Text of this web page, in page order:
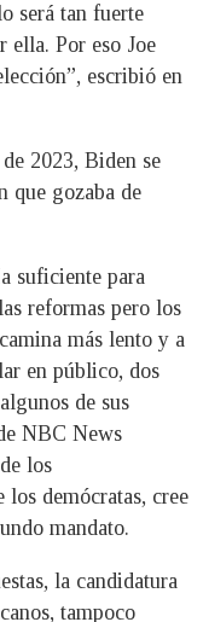
será tan fuerte
ella. Por eso Joe
escribió en
2023, Biden se
que gozaba de
suficiente para
reformas pero los
más lento y a
en público, dos
de sus
NBC News
los
demócratas, cree
mandato.
la candidatura
tampoco